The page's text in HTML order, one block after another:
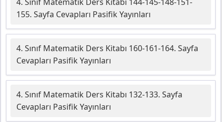
155. Sayfa Cevapları Pasifik Yayınları
4. Sınıf Matematik Ders Kitabı 160-161-164. Sayfa
Cevapları Pasifik Yayınları
4. Sınıf Matematik Ders Kitabı 132-133. Sayfa
Cevapları Pasifik Yayınları